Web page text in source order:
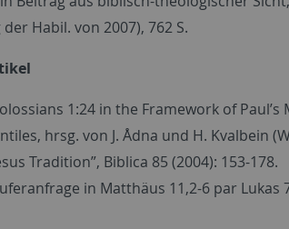
Habil. von 2007), 762 S.
1:24 in the Framework of
hrsg. von J. Ådna und H. Kvalbein
Tradition”, Biblica 85 (2004): 153-178.
in Matthäus 11,2-6 par Lukas